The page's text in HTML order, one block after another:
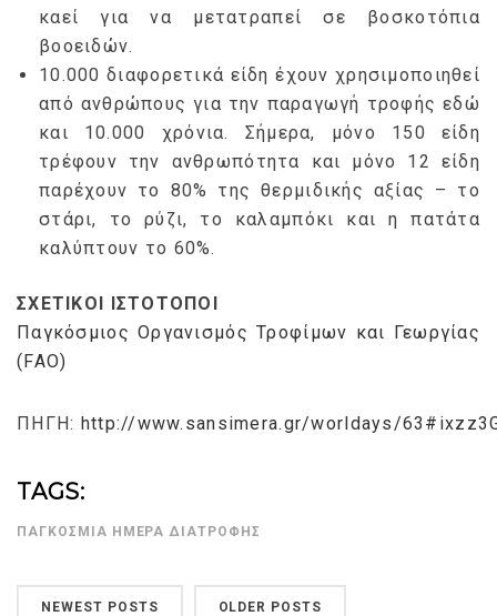
καεί για να μετατραπεί σε βοσκοτόπια
βοοειδών.
10.000 διαφορετικά είδη έχουν χρησιμοποιηθεί
από ανθρώπους για την παραγωγή τροφής εδώ
και 10.000 χρόνια. Σήμερα, μόνο 150 είδη
τρέφουν την ανθρωπότητα και μόνο 12 είδη
παρέχουν το 80% της θερμιδικής αξίας – το
στάρι, το ρύζι, το καλαμπόκι και η πατάτα
καλύπτουν το 60%.
ΣΧΕΤΙΚΟΙ ΙΣΤΟΤΟΠΟΙ
Παγκόσμιος Οργανισμός Τροφίμων και Γεωργίας
(FAO)
ΠΗΓΗ: http://www.sansimera.gr/worldays/
TAGS:
ΠΑΓΚΌΣΜΙΑ ΗΜΈΡΑ ΔΙΑΤΡΟΦΉΣ
NEWEST POSTS OLDER POSTS